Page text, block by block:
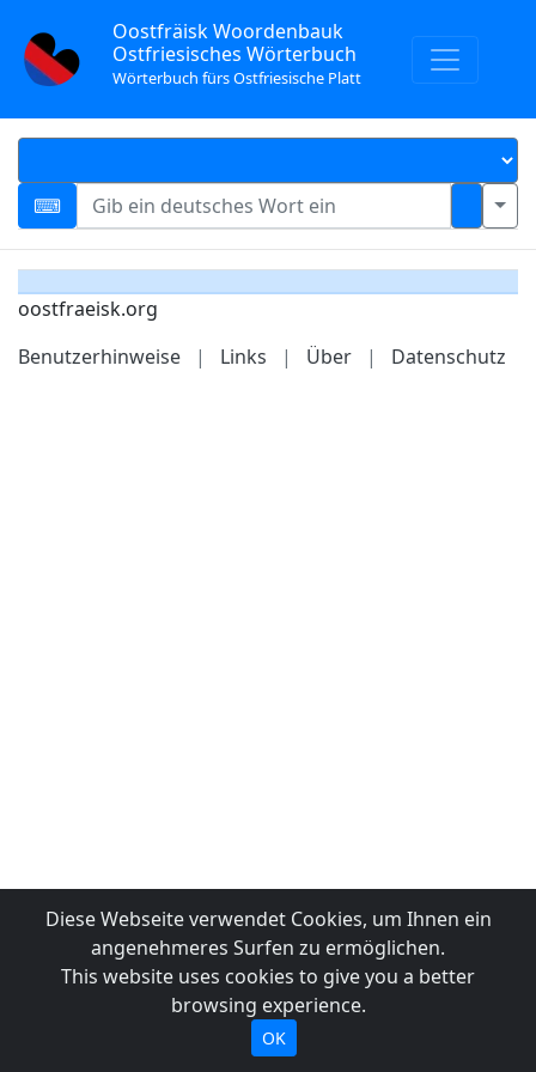
Oostfräisk Woordenbauk
Ostfriesisches Wörterbuch
Wörterbuch fürs Ostfriesische Platt
oostfraeisk.org
Benutzerhinweise
| Links | Über | Datenschutz
Diese Webseite verwendet Cookies, um Ihnen ein
angenehmeres Surfen zu ermöglichen.
This website uses cookies to give you a better
browsing experience.
OK